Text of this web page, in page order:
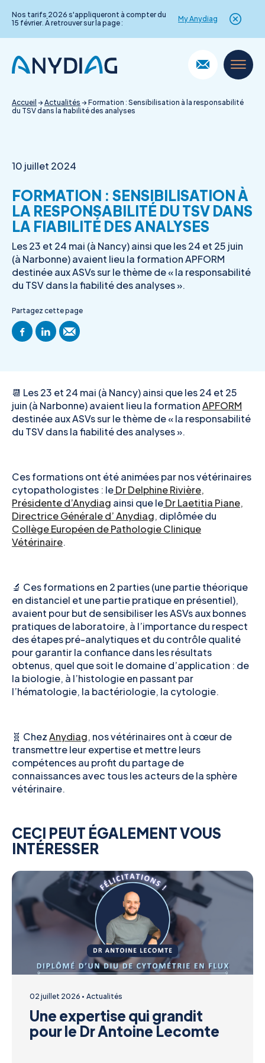
Nos tarifs 2026 s'appliqueront à compter du
15 février. À retrouver sur la page :
My Anydiag
content
Accueil →Actualités →Formation : Sensibilisation à la responsabilité
du TSV dans la fiabilité des analyses
10 juillet 2024
FORMATION : SENSIBILISATION À
LA RESPONSABILITÉ DU TSV DANS
LA FIABILITÉ DES ANALYSES
Les 23 et 24 mai (à Nancy) ainsi que les 24 et 25 juin
(à Narbonne) avaient lieu la formation APFORM
destinée aux ASVs sur le thème de « la responsabilité
du TSV dans la fiabilité des analyses ».
Partagez cette page
📆 Les 23 et 24 mai (à Nancy) ainsi que les 24 et 25
juin (à Narbonne) avaient lieu la formationAPFORM
destinée aux ASVs sur le thème de « la responsabilité
du TSV dans la fiabilité des analyses ».
Ces formations ont été animées par nos vétérinaires
cytopathologistes : leDr Delphine Rivière,
Présidente d’Anydiag ainsi que leDr Laetitia Piane,
Directrice Générale d’ Anydiag, diplômée du
Collège Européen de Pathologie Clinique
Vétérinaire.
🔬 Ces formations en 2 parties (une partie théorique
en distanciel et une partie pratique en présentiel),
avaient pour but de sensibiliser les ASVs aux bonnes
pratiques de laboratoire, à l’importance du respect
des étapes pré-analytiques et du contrôle qualité
pour garantir la confiance dans les résultats
obtenus, quel que soit le domaine d’application : de
la biologie, à l’histologie en passant par
l’hématologie, la bactériologie, la cytologie.
🧬 ChezAnydiag, nos vétérinaires ont à cœur de
transmettre leur expertise et mettre leurs
compétences au profit du partage de
connaissances avec tous les acteurs de la sphère
vétérinaire.
CECI PEUT ÉGALEMENT VOUS
INTÉRESSER
02 juillet 2026 Actualités
Une expertise qui grandit
pour le Dr Antoine Lecomte